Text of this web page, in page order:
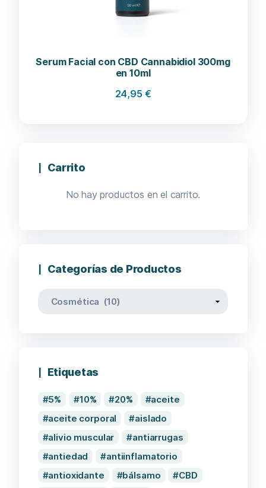
Serum Facial con CBD Cannabidiol 300mg
en 10ml
24,95 €
Carrito
No hay productos en el carrito.
Categorías de Productos
Etiquetas
5% 10% 20%
aceite
aceite corporal
aislado
alivio muscular
antiarrugas
antiedad
antiinflamatorio
antioxidante
bálsamo
CBD